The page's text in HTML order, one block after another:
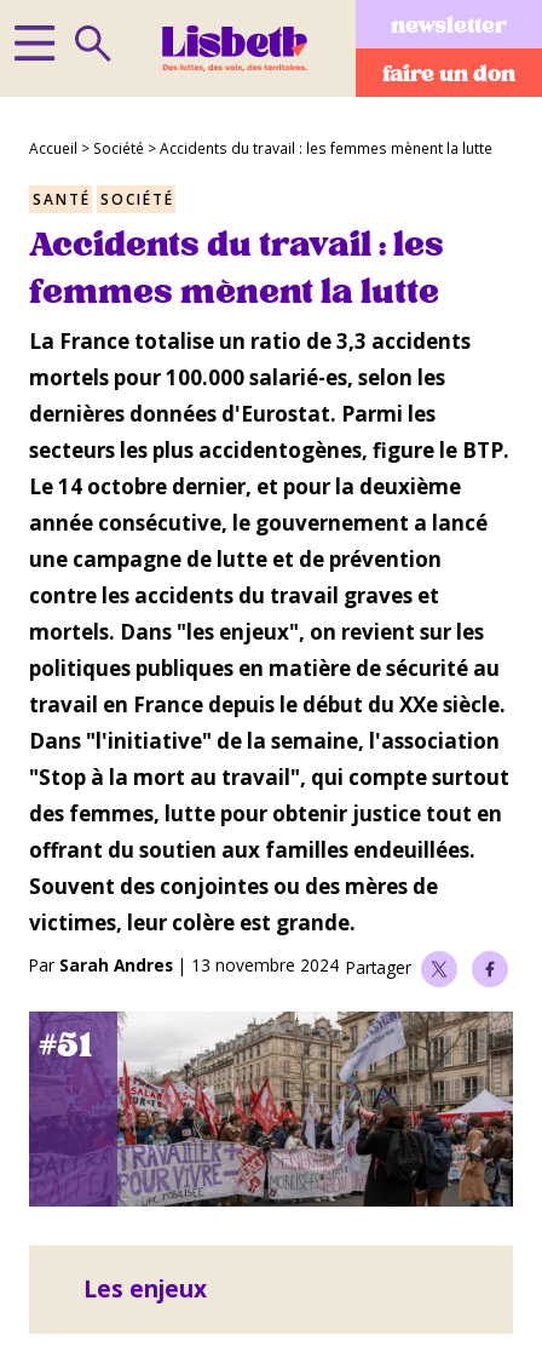
newsletter
faire un don
Accueil > Société >Accidents du travail : les femmes mènent la lutte
SANTÉ SOCIÉTÉ
Accidents du travail : les
femmes mènent la lutte
La France totalise un ratio de 3,3 accidents
mortels pour 100.000 salarié-es, selon les
dernières données d'Eurostat. Parmi les
secteurs les plus accidentogènes, figure le BTP.
Le 14 octobre dernier, et pour la deuxième
année consécutive, le gouvernement a lancé
une campagne de lutte et de prévention
contre les accidents du travail graves et
mortels. Dans "les enjeux", on revient sur les
politiques publiques en matière de sécurité au
travail en France depuis le début du XXe siècle.
Dans "l'initiative" de la semaine, l'association
"Stop à la mort au travail", qui compte surtout
des femmes, lutte pour obtenir justice tout en
offrant du soutien aux familles endeuillées.
Souvent des conjointes ou des mères de
victimes, leur colère est grande.
Par Sarah Andres | 13 novembre 2024 Partager
#51
Les enjeux